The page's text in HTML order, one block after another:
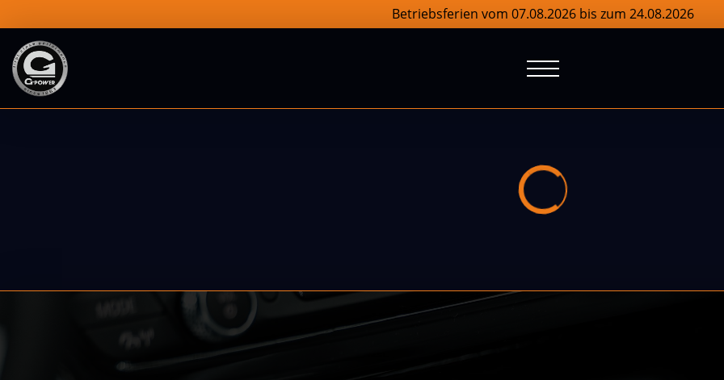
Betriebsferien vom 07.08.2026 bis zum 24.08.2026